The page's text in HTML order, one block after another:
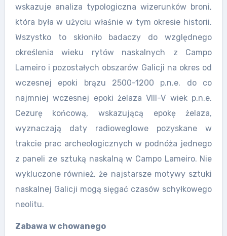
wskazuje analiza typologiczna wizerunków broni,
która była w użyciu właśnie w tym okresie historii.
Wszystko to skłoniło badaczy do względnego
określenia wieku rytów naskalnych z Campo
Lameiro i pozostałych obszarów Galicji na okres od
wczesnej epoki brązu 2500-1200 p.n.e. do co
najmniej wczesnej epoki żelaza VIII-V wiek p.n.e.
Cezurę końcową, wskazującą epokę żelaza,
wyznaczają daty radioweglowe pozyskane w
trakcie prac archeologicznych w podnóża jednego
z paneli ze sztuką naskalną w Campo Lameiro. Nie
wykluczone również, że najstarsze motywy sztuki
naskalnej Galicji mogą sięgać czasów schyłkowego
neolitu.
Zabawa w chowanego